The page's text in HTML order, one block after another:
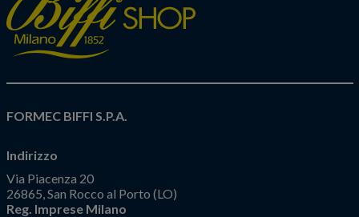
FORMEC BIFFI S.P.A.
Indirizzo
Via Piacenza 20
26865, San Rocco al Porto (LO)
Reg. Imprese Milano